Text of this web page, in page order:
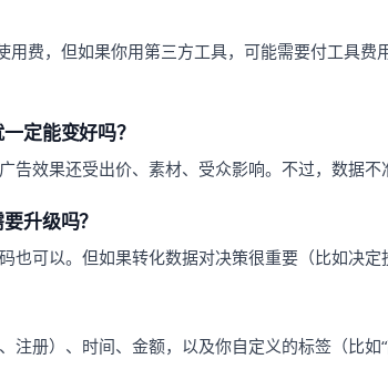
用费，但如果你用第三方工具，可能需要付工具费
定能变好吗？
告效果还受出价、素材、受众影响。不过，数据不
升级吗？
也可以。但如果转化数据对决策很重要（比如决定
注册）、时间、金额，以及你自定义的标签（比如